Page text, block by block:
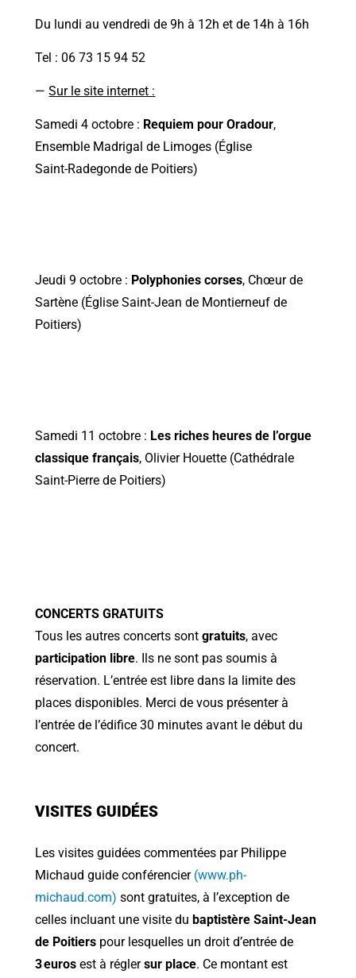
Du lundi au vendredi de 9h à 12h et de 14h à 16h
Tel : 06 73 15 94 52
—Sur le site internet :
Samedi 4 octobre : Requiem pour Oradour,
Ensemble Madrigal de Limoges (Église
Saint-Radegonde de Poitiers)
Jeudi 9 octobre : Polyphonies corses, Chœur de
Sartène (Église Saint-Jean de Montierneuf de
Poitiers)
Samedi 11 octobre : Les riches heures de l’orgue
classique français, Olivier Houette (Cathédrale
Saint-Pierre de Poitiers)
CONCERTS GRATUITS
Tous les autres concerts sontgratuits, avec
participation libre. Ils ne sont pas soumis à
réservation. L’entrée est libre dans la limite des
places disponibles. Merci de vous présenter à
l’entrée de l’édifice 30 minutes avant le début du
concert.
VISITES GUIDÉES
Les visites guidées commentées par Philippe
Michaud guide conférencier (www.ph-
michaud.com) sont gratuites, à l’exception de
celles incluant une visite dubaptistère Saint-Jean
de Poitiers pour lesquelles un droit d’entrée de
3 euros est à réglersur place. Ce montant est